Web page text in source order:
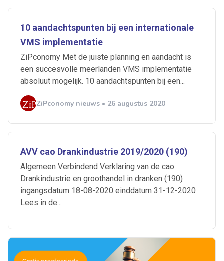
10 aandachtspunten bij een internationale
VMS implementatie
ZiPconomy Met de juiste planning en aandacht is
een succesvolle meerlanden VMS implementatie
absoluut mogelijk. 10 aandachtspunten bij een...
ZiPconomy nieuws • 26 augustus 2020
AVV cao Drankindustrie 2019/2020 (190)
Algemeen Verbindend Verklaring van de cao
Drankindustrie en groothandel in dranken (190)
ingangsdatum 18-08-2020 einddatum 31-12-2020
Lees in de...